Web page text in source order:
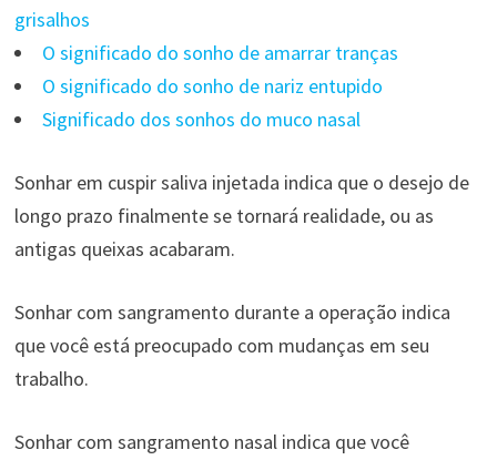
grisalhos
O significado do sonho de amarrar tranças
O significado do sonho de nariz entupido
Significado dos sonhos do muco nasal
Sonhar em cuspir saliva injetada indica que o desejo de
longo prazo finalmente se tornará realidade, ou as
antigas queixas acabaram.
Sonhar com sangramento durante a operação indica
que você está preocupado com mudanças em seu
trabalho.
Sonhar com sangramento nasal indica que você